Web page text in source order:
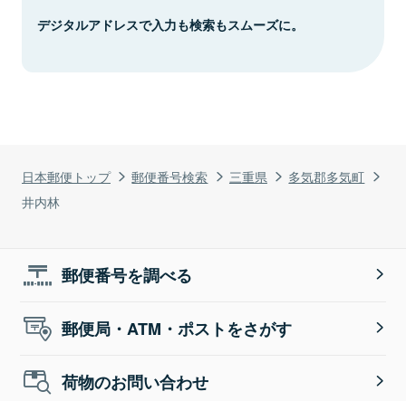
日本郵便トップ 郵便番号検索 三重県
多気郡多気町
井内林
デジタルアドレスで入力も検索もスムーズに。
郵便番号を調べる
郵便局・ATM・ポストをさがす
荷物のお問い合わせ